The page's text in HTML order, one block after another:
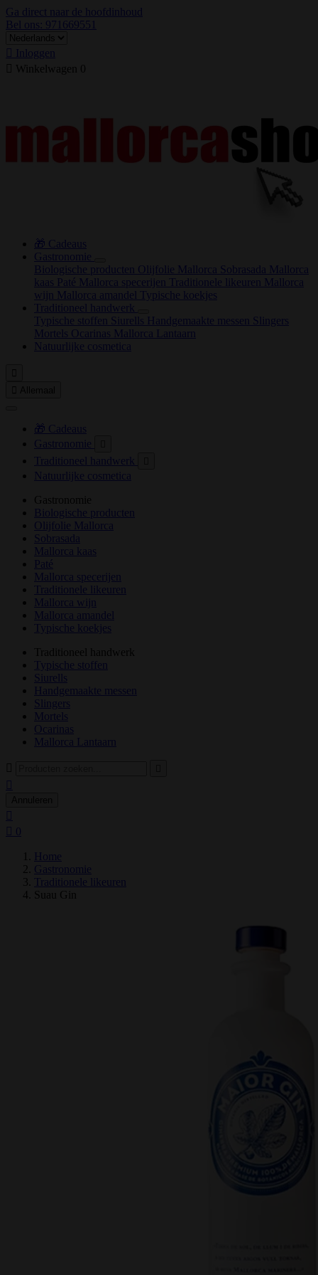
Ga direct naar de hoofdinhoud
Bel ons: 971669551
Inloggen
Winkelwagen 0
🎁 Cadeaus
Gastronomie
Biologische producten Olijfolie Mallorca Sobrasada Mallorca
kaas Paté Mallorca specerijen Traditionele likeuren
Mallorca
wijn
Mallorca amandel
Typische koekjes
Traditioneel handwerk
Typische stoffen
Siurells Handgemaakte messen
Slingers
Mortels Ocarinas Mallorca Lantaarn
Natuurlijke cosmetica
🎁 Cadeaus
Gastronomie
Traditioneel handwerk
Natuurlijke cosmetica
Gastronomie
Biologische producten
Olijfolie Mallorca
Sobrasada
Mallorca kaas
Paté
Mallorca specerijen
Traditionele likeuren
Mallorca wijn
Mallorca amandel
Typische koekjes
Traditioneel handwerk
Typische stoffen
Siurells
Handgemaakte messen
Slingers
Mortels
Ocarinas
Mallorca Lantaarn
0
Home
Gastronomie
Traditionele likeuren
Suau Gin